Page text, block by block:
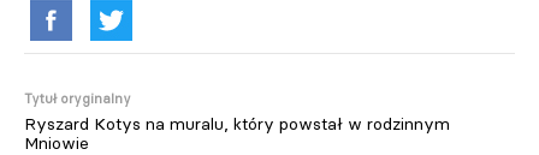
Tytuł oryginalny
Ryszard Kotys na muralu, który powstał w rodzinnym
Mniowie